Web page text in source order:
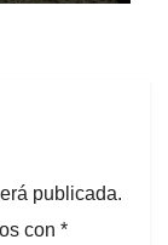
publicada.
con *